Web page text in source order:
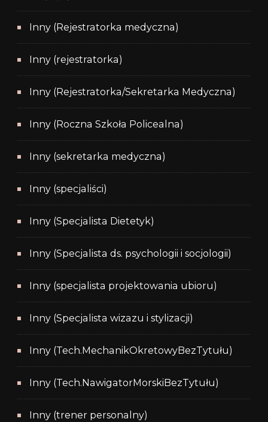
Inny (Rejestratorka medyczna)
Inny (rejestratorka)
Inny (Rejestratorka/Sekretarka Medyczna)
Inny (Roczna Szkoła Policealna)
Inny (sekretarka medyczna)
Inny (specjaliści)
Inny (Specjalista Dietetyk)
Inny (Specjalista ds. psychologii i socjologii)
Inny (specjalista projektowania ubioru)
Inny (Specjalista wizazu i stylizacji)
Inny (Tech.MechanikOkretowyBezTytułu)
Inny (Tech.NawigatorMorskiBezTytułu)
Inny (trener personalny)